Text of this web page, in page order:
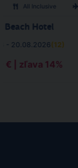
All Inclusive
Beach Hotel
- 20.08.2026(12)
€ | zľava 14%